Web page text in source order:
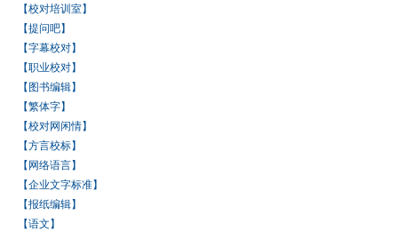
【校对培训室】
【提问吧】
【字幕校对】
【职业校对】
【图书编辑】
【繁体字】
【校对网闲情】
【方言校标】
【网络语言】
【企业文字标准】
【报纸编辑】
【语文】